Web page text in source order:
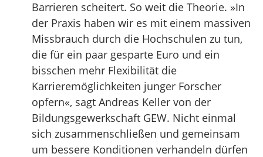
Barrieren scheitert. So weit die Theorie. »In
der Praxis haben wir es mit einem massiven
Missbrauch durch die Hochschulen zu tun,
die für ein paar gesparte Euro und ein
bisschen mehr Flexibilität die
Karrieremöglichkeiten junger Forscher
opfern«, sagt Andreas Keller von der
Bildungsgewerkschaft GEW. Nicht einmal
sich zusammenschließen und gemeinsam
um bessere Konditionen verhandeln dürfen